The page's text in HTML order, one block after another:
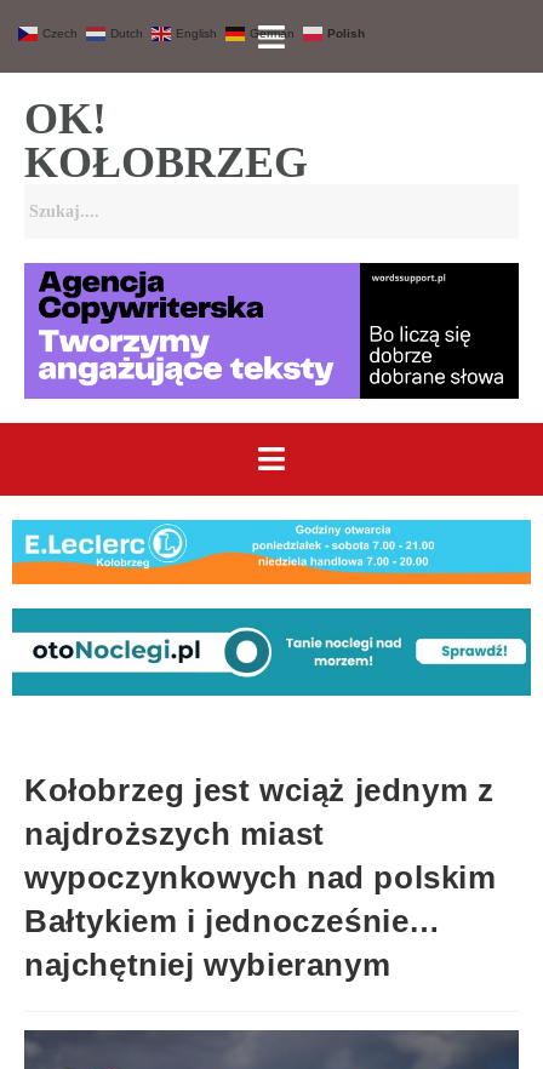
OK!
KOŁOBRZEG
Kołobrzeg jest wciąż jednym z
najdroższych miast
wypoczynkowych nad polskim
Bałtykiem i jednocześnie…
najchętniej wybieranym
Czech Dutch English German Polish